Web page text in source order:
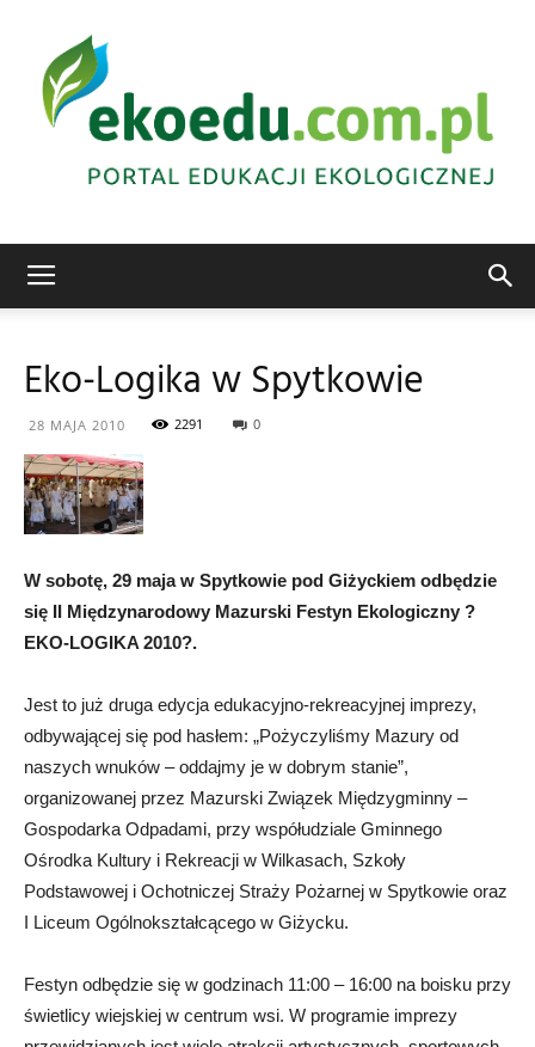
ekologiczna
Eko-Logika w Spytkowie
28 MAJA 2010 2291 0
W sobotę, 29 maja w Spytkowie pod Giżyckiem odbędzie
się II Międzynarodowy Mazurski Festyn Ekologiczny ?
EKO-LOGIKA 2010?.
Jest to już druga edycja edukacyjno-rekreacyjnej imprezy,
odbywającej się pod hasłem: „Pożyczyliśmy Mazury od
naszych wnuków – oddajmy je w dobrym stanie”,
organizowanej przez Mazurski Związek Międzygminny –
Gospodarka Odpadami, przy współudziale Gminnego
Ośrodka Kultury i Rekreacji w Wilkasach, Szkoły
Podstawowej i Ochotniczej Straży Pożarnej w Spytkowie oraz
I Liceum Ogólnokształcącego w Giżycku.
Festyn odbędzie się w godzinach 11:00 – 16:00 na boisku przy
świetlicy wiejskiej w centrum wsi. W programie imprezy